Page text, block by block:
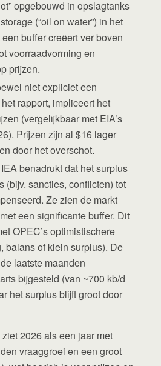
opgebouwd in opslagtanks
(“oil on water”) in het
buffer creëert ver boven
voorraadvorming en
prijzen.
niet expliciet een
rapport, impliceert het
(vergelijkbaar met EIA’s
Prijzen zijn al $16 lager
door het overschot.
benadrukt dat het surplus
(bijv. sancties, conflicten) tot
Ze zien de markt
een significante buffer. Dit
OPEC’s optimistischere
balans of klein surplus). De
laatste maanden
bijgesteld (van ~700 kb/d
het surplus blijft groot door
2026 als een jaar met
vraaggroei en een groot